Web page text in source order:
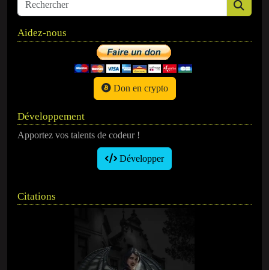
Aidez-nous
Don en crypto
Développement
Apportez vos talents de codeur !
Développer
Citations